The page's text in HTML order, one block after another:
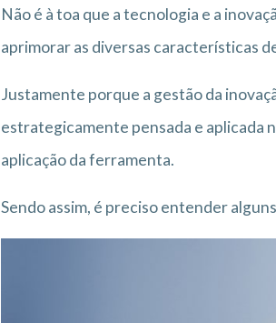
Não é à toa que a tecnologia e a
aprimorar as diversas características
Justamente porque a gestão da
estrategicamente pensada e aplicada
aplicação da ferramenta.
Sendo assim, é preciso entender